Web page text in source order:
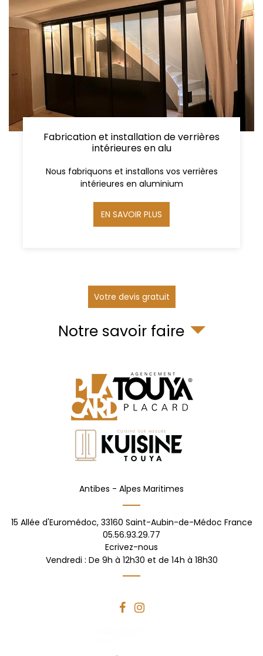
Fabrication et installation de verrières
intérieures en alu
Nous fabriquons et installons vos verrières
intérieures en aluminium
EN SAVOIR PLUS
Votre devis gratuit
Notre savoir faire
Antibes - Alpes Maritimes
15 Allée d'Euromédoc, 33160 Saint-Aubin-de-Médoc France
05.56.93.29.77
Ecrivez-nous
Vendredi : De 9h à 12h30 et de 14h à 18h30